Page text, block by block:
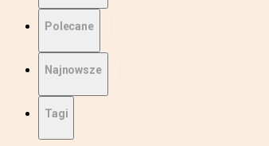
Polecane
Najnowsze
Tagi